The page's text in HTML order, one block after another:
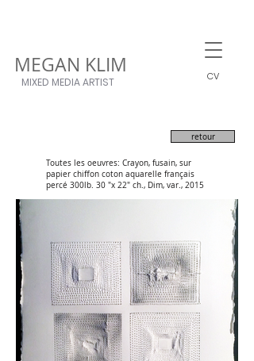
MEGAN KLIM
MIXED MEDIA ARTIST CV
retour
Toutes les oeuvres: Crayon, fusain, sur
papier chiffon coton aquarelle français
percé 300lb. 30 "x 22" ch., Dim, var., 2015